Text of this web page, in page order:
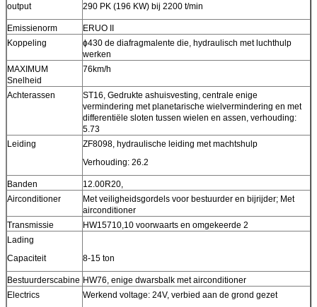
output
290 PK (196 KW) bij 2200 t/min
Emissienorm
ERUO II
Koppeling
ɸ430 de diafragmalente die, hydraulisch met luchthulp
werken
MAXIMUM
Snelheid
76km/h
Achterassen
ST16, Gedrukte ashuisvesting, centrale enige
vermindering met planetarische wielvermindering en met
differentiële sloten tussen wielen en assen, verhouding:
5.73
Leiding
ZF8098, hydraulische leiding met machtshulp
Verhouding: 26.2
Banden
12.00R20,
Airconditioner
Met veiligheidsgordels voor bestuurder en bijrijder; Met
airconditioner
Transmissie
HW15710,10 voorwaarts en omgekeerde 2
Lading
Capaciteit
8-15 ton
Bestuurderscabine HW76, enige dwarsbalk met airconditioner
Electrics
Werkend voltage: 24V, verbied aan de grond gezet